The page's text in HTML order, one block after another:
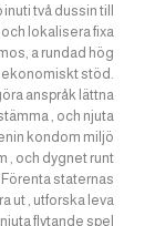
två dussin till
lokalisera fixa
a rundad hög
stöd.
anspråk lättna
, och njuta
kondom miljö
, och dygnet runt
staternas
ut , utforska leva
flytande spel